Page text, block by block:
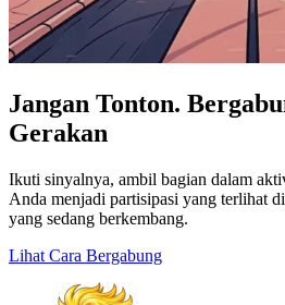
Jangan Tonton.
Gerakan
Ikuti sinyalnya, ambil bagian dalam
Anda menjadi partisipasi yang terlihat
yang sedang berkembang.
Lihat Cara Bergabung